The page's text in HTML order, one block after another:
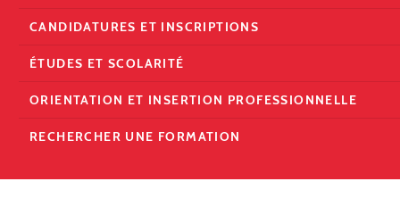
CANDIDATURES ET INSCRIPTIONS
ÉTUDES ET SCOLARITÉ
ORIENTATION ET INSERTION PROFESSIONNELLE
RECHERCHER UNE FORMATION